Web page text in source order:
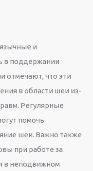
и
в поддержании
отмечают, что эти
в области шеи из-
Регулярные
помочь
шеи. Важно также
при работе за
в неподвижном